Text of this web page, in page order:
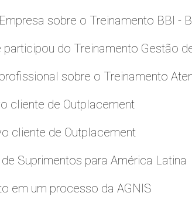
sobre o Treinamento BBI -
participou do Treinamento Gestão
sobre o Treinamento
cliente de Outplacement
cliente de Outplacement
Suprimentos para América Latina
em um processo da AGNIS